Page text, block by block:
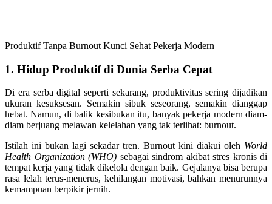
Produktif Tanpa Burnout Kunci Sehat Pekerja Modern
1. Hidup Produktif di Dunia Serba Cepat
Di era serba digital seperti sekarang, produktivitas sering dijadikan
ukuran kesuksesan. Semakin sibuk seseorang, semakin dianggap
hebat. Namun, di balik kesibukan itu, banyak pekerja modern diam-
diam berjuang melawan kelelahan yang tak terlihat: burnout.
Istilah ini bukan lagi sekadar tren. Burnout kini diakui oleh World
Health Organization (WHO) sebagai sindrom akibat stres kronis di
tempat kerja yang tidak dikelola dengan baik. Gejalanya bisa berupa
rasa lelah terus-menerus, kehilangan motivasi, bahkan menurunnya
kemampuan berpikir jernih.